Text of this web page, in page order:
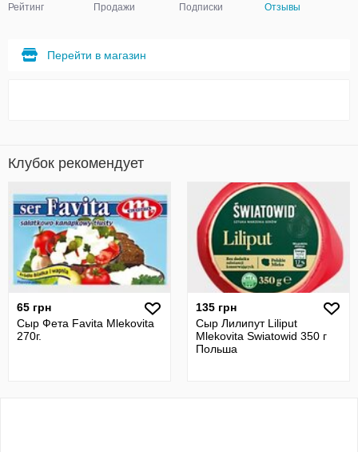
Рейтинг Продажи Подписки Отзывы
Перейти в магазин
Клубок рекомендует
65 грн
Сыр Фета Favita Mlekovita
270г.
135 грн
Сыр Лилипут Liliput
Mlekovita Swiatowid 350 г
Польша